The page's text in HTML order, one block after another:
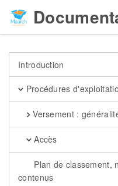
Introduction
Procédures
Versement :
Accès
Plan de classement,
contenus